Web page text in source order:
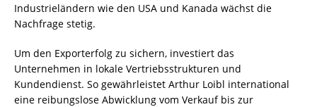
Industrieländern wie den USA und Kanada wächst die
Nachfrage stetig.
Um den Exporterfolg zu sichern, investiert das
Unternehmen in lokale Vertriebsstrukturen und
Kundendienst. So gewährleistet Arthur Loibl international
eine reibungslose Abwicklung vom Verkauf bis zur